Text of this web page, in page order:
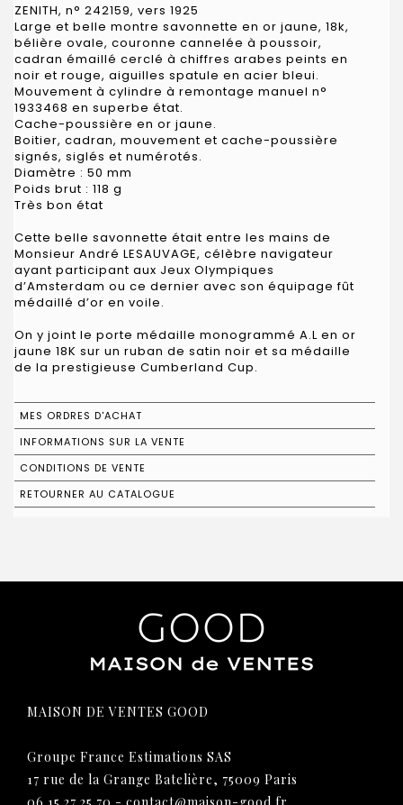
ZENITH, n° 242159, vers 1925
Large et belle montre savonnette en or jaune, 18k,
bélière ovale, couronne cannelée à poussoir,
cadran émaillé cerclé à chiffres arabes peints en
noir et rouge, aiguilles spatule en acier bleui.
Mouvement à cylindre à remontage manuel n°
1933468 en superbe état.
Cache-poussière en or jaune.
Boitier, cadran, mouvement et cache-poussière
signés, siglés et numérotés.
Diamètre : 50 mm
Poids brut : 118 g
Très bon état
Cette belle savonnette était entre les mains de
Monsieur André LESAUVAGE, célèbre navigateur
ayant participant aux Jeux Olympiques
d’Amsterdam ou ce dernier avec son équipage fût
médaillé d’or en voile.
On y joint le porte médaille monogrammé A.L en or
jaune 18K sur un ruban de satin noir et sa médaille
de la prestigieuse Cumberland Cup.
MES ORDRES D'ACHAT
INFORMATIONS SUR LA VENTE
CONDITIONS DE VENTE
RETOURNER AU CATALOGUE
MAISON DE VENTES GOOD
Groupe France Estimations SAS
17 rue de la Grange Batelière, 75009 Paris